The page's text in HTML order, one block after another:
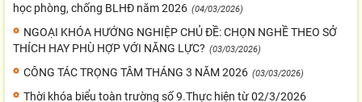
học phòng, chống BLHĐ năm 2026 (04/03/2026)
NGOẠI KHÓA HƯỚNG NGHIỆP CHỦ ĐỀ: CHỌN NGHỀ THEO SỞ
THÍCH HAY PHÙ HỢP VỚI NĂNG LỰC? (03/03/2026)
CÔNG TÁC TRỌNG TÂM THÁNG 3 NĂM 2026 (03/03/2026)
Thời khóa biểu toàn trường số 9.Thực hiện từ 02/3/2026